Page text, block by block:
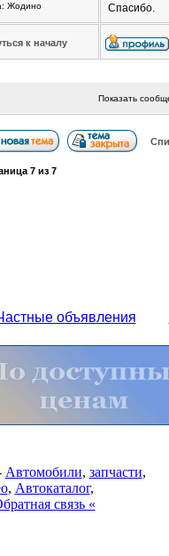
Жодино
Спасибо.
к началу
Показать
7из 7
объявления
Автомобили, запчасти,
, Автокаталог,
связь «